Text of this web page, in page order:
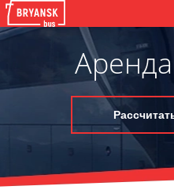
Аренда